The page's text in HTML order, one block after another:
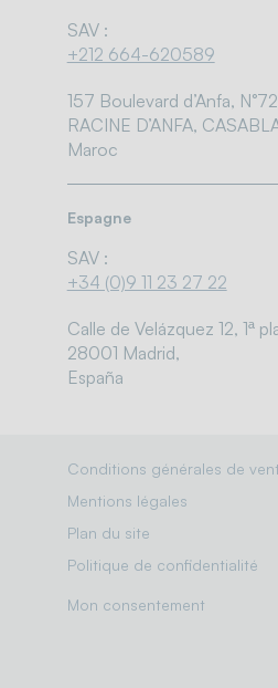
Solutions / marchés
SAV :
+212 664-620589
157 Boulevard d’Anfa,
RACINE D’ANFA,
Maroc
Espagne
SAV :
+34 (0)9 11 23 27 22
Calle de Velázquez 12, 1ª
28001 Madrid,
España
Conditions générales de
Mentions légales
Plan du site
Politique de confidentialité
Mon consentement